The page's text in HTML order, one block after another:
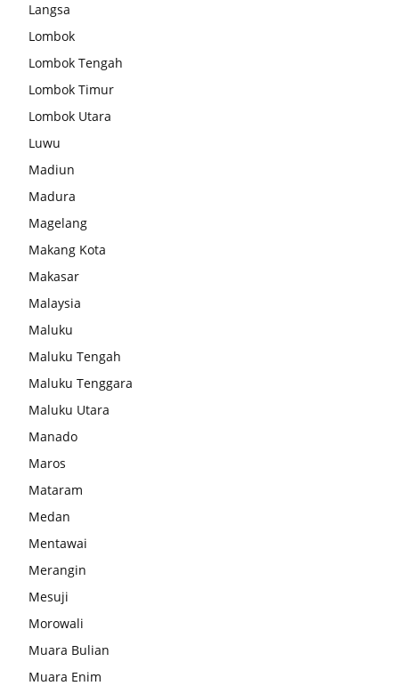
Langsa
Lombok
Lombok Tengah
Lombok Timur
Lombok Utara
Luwu
Madiun
Madura
Magelang
Makang Kota
Makasar
Malaysia
Maluku
Maluku Tengah
Maluku Tenggara
Maluku Utara
Manado
Maros
Mataram
Medan
Mentawai
Merangin
Mesuji
Morowali
Muara Bulian
Muara Enim